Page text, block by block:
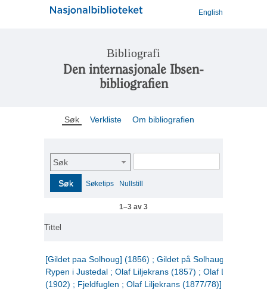
English
Bibliografi
Den internasjonale Ibsen-
bibliografien
Søk Verkliste Om bibliografien
Søk
Søk Søketips Nullstill
1–3 av 3
Tittel
[Gildet paa Solhoug] (1856) ; Gildet på Solhaug (1883) ;
Rypen i Justedal ; Olaf Liljekrans (1857) ; Olaf Liljekrans
(1902) ; Fjeldfuglen ; Olaf Liljekrans (1877/78)]